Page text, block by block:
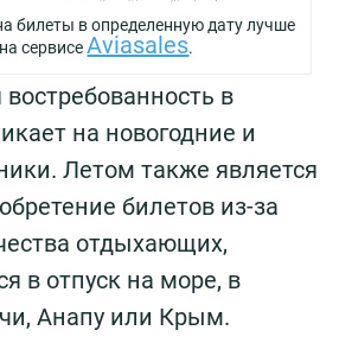
билеты в определенную дату лучше
сервисеAviasales.
в
на новогодние и
Летом также является
билетов из-за
отдыхающих,
в отпуск на море, в
Анапу или Крым.